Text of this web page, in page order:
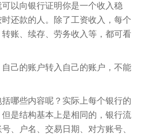
向银行证明你是一个收入稳
还款的人。除了工资收入，每个
账、续存、劳务收入等，都可看
的账户转入自己的账户，不能
些内容呢？实际上每个银行的
是结构基本上是相同的，银行流
、户名、交易日期、对方账号、